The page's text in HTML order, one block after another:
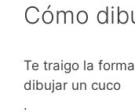
Cómo
Te traigo la
dibujar un cuco
.